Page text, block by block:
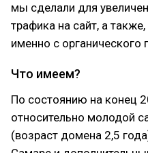
мы сделали для
трафика на сайт, а
именно с органического
Что имеем?
По состоянию на конец
относительно молодой
(возраст домена 2,5